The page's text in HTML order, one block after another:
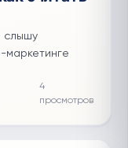
слышу
маркетинге
4
просмотров